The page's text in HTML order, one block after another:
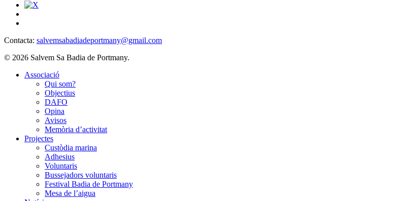
Contacta: salvemsabadiadeportmany@gmail.com
© 2026 Salvem Sa Badia de Portmany.
Close
Associació
Qui som?
Objectius
DAFO
Opina
Avisos
Memòria d’activitat
Projectes
Custòdia marina
Adhesius
Voluntaris
Bussejadors voluntaris
Festival Badia de Portmany
Mesa de l’aigua